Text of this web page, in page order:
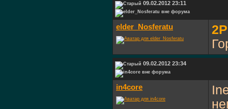
09.02.2012 23:11
elder_Nosferatu
09.02.2012 23:34
in4core